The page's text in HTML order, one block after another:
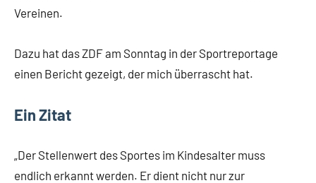
Vereinen.
Dazu hat das ZDF am Sonntag in der Sportreportage
einen Bericht gezeigt, der mich überrascht hat.
Ein Zitat
„Der Stellenwert des Sportes im Kindesalter muss
endlich erkannt werden. Er dient nicht nur zur